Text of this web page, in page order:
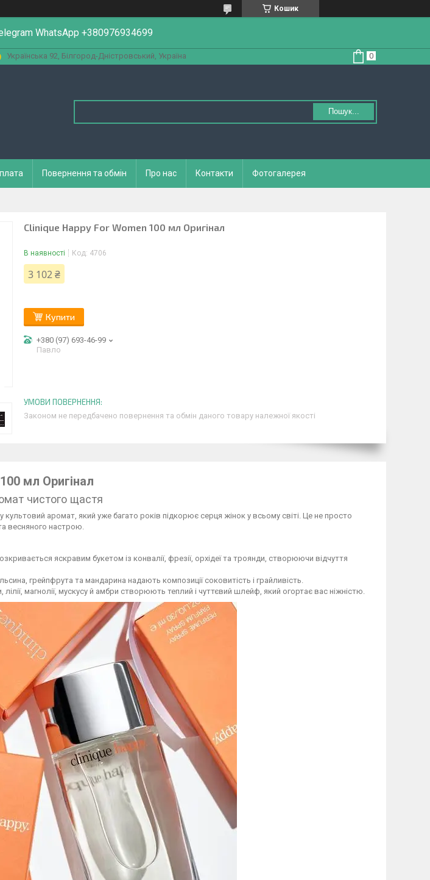
Кошик
WhatsApp +380976934699
Українська 92, Білгород-Дністровський, Україна
Пошук...
Повернення та обмін Про нас Контакти Фотогалерея
Clinique Happy For Women 100 мл Оригінал
В наявності Код: 4706
3 102 ₴
Купити
+380 (97) 693-46-99
Павло
Законом не передбачено повернення та обмін даного товару належної якості
мл Оригінал
чистого щастя
культовий аромат, який уже багато років підкорює серця жінок у всьому світі. Це не просто
весняного настрою.
яскравим букетом із конвалії, фрезії, орхідеї та троянди, створюючи відчуття
грейпфрута та мандарина надають композиції соковитість і грайливість.
лілії, магнолії, мускусу й амбри створюють теплий і чуттєвий шлейф, який огортає вас ніжністю.